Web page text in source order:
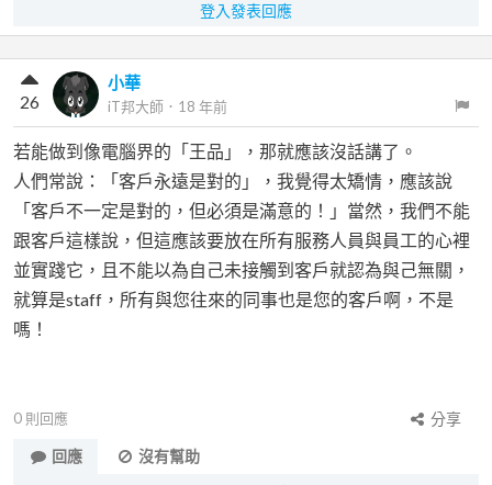
登入發表回應
小華
iT邦大師 ． 18 年前
26
若能做到像電腦界的「王品」，那就應該沒話講了。
人們常說：「客戶永遠是對的」，我覺得太矯情，應該說
「客戶不一定是對的，但必須是滿意的！」當然，我們不能
跟客戶這樣說，但這應該要放在所有服務人員與員工的心裡
並實踐它，且不能以為自己未接觸到客戶就認為與己無關，
就算是staff，所有與您往來的同事也是您的客戶啊，不是
嗎！
0 則回應
分享
回應
沒有幫助